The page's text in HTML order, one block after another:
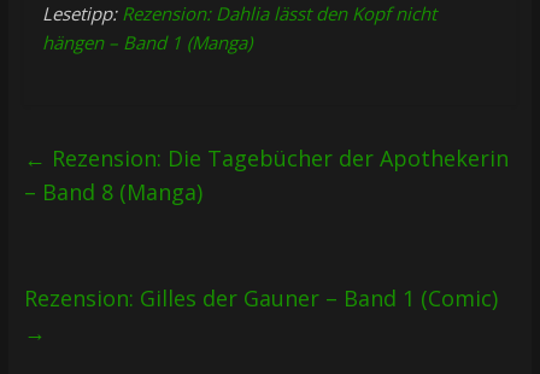
Lesetipp: Rezension: Dahlia lässt den Kopf nicht
hängen – Band 1 (Manga)
← Rezension: Die Tagebücher der Apothekerin
– Band 8 (Manga)
Rezension: Gilles der Gauner – Band 1 (Comic)
→